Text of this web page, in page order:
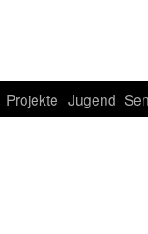
Projekte Jugend